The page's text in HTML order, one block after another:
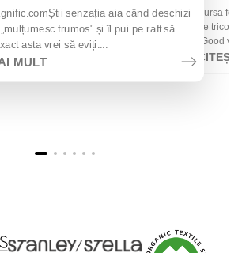
senzația aia când deschizi
frumos" și îl pui pe raft să
asta vrei să eviți....
MULT
Sursa
de
„Good